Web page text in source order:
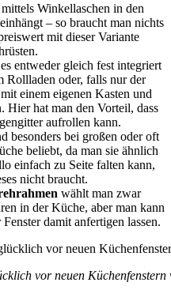
Winkellaschen in den
– so braucht man nichts
mit dieser Variante
entweder gleich fest integriert
Rollladen oder, falls nur der
einem eigenen Kasten und
Hier hat man den Vorteil, dass
aufrollen kann.
besonders bei großen oder oft
beliebt, da man sie ähnlich
einfach zu Seite falten kann,
nicht braucht.
wählt man zwar
in der Küche, aber man kann
damit anfertigen lassen.
vor neuen